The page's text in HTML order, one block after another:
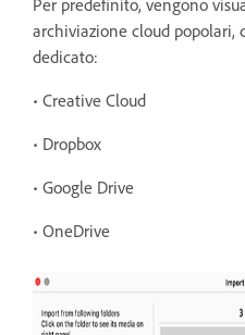
archiviazione cloud popolari,
dedicato:
• Creative Cloud
• Dropbox
• Google Drive
• OneDrive